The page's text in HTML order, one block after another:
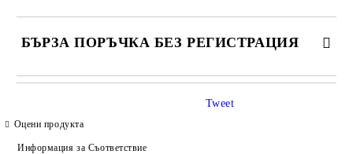
БЪРЗА ПОРЪЧКА БЕЗ РЕГИСТРАЦИЯ
САМО ПОПЪЛНЕТЕ 4 ПОЛЕТА
Оцени продукта
Информация за Съответствие
Tweet